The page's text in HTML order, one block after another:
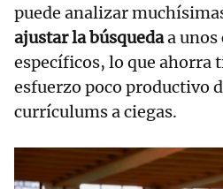
puede analizar
ajustar la búsquedaa
específicos, lo que ahorra
esfuerzo poco productivo
currículums a ciegas.